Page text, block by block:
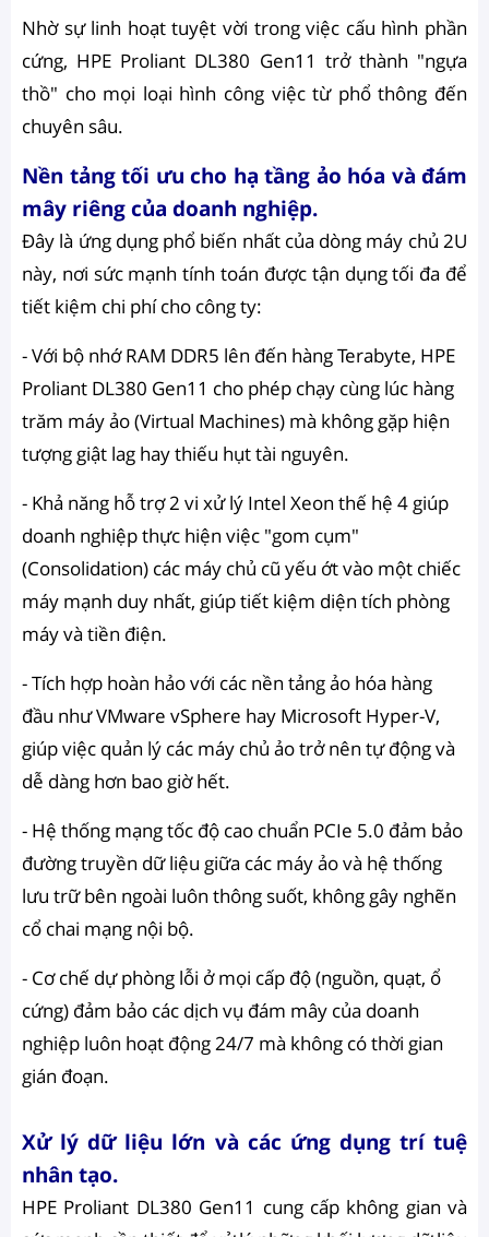
Nhờ sự linh hoạt tuyệt vời trong việc cấu hình phần
cứng, HPE Proliant DL380 Gen11 trở thành "ngựa
thồ" cho mọi loại hình công việc từ phổ thông đến
chuyên sâu.
Nền tảng tối ưu cho hạ tầng ảo hóa và đám
mây riêng của doanh nghiệp.
Đây là ứng dụng phổ biến nhất của dòng máy chủ 2U
này, nơi sức mạnh tính toán được tận dụng tối đa để
tiết kiệm chi phí cho công ty:
- Với bộ nhớ RAM DDR5 lên đến hàng Terabyte, HPE
Proliant DL380 Gen11 cho phép chạy cùng lúc hàng
trăm máy ảo (Virtual Machines) mà không gặp hiện
tượng giật lag hay thiếu hụt tài nguyên.
- Khả năng hỗ trợ 2 vi xử lý Intel Xeon thế hệ 4 giúp
doanh nghiệp thực hiện việc "gom cụm"
(Consolidation) các máy chủ cũ yếu ớt vào một chiếc
máy mạnh duy nhất, giúp tiết kiệm diện tích phòng
máy và tiền điện.
- Tích hợp hoàn hảo với các nền tảng ảo hóa hàng
đầu như VMware vSphere hay Microsoft Hyper-V,
giúp việc quản lý các máy chủ ảo trở nên tự động và
dễ dàng hơn bao giờ hết.
- Hệ thống mạng tốc độ cao chuẩn PCIe 5.0 đảm bảo
đường truyền dữ liệu giữa các máy ảo và hệ thống
lưu trữ bên ngoài luôn thông suốt, không gây nghẽn
cổ chai mạng nội bộ.
- Cơ chế dự phòng lỗi ở mọi cấp độ (nguồn, quạt, ổ
cứng) đảm bảo các dịch vụ đám mây của doanh
nghiệp luôn hoạt động 24/7 mà không có thời gian
gián đoạn.
Xử lý dữ liệu lớn và các ứng dụng trí tuệ
nhân tạo.
HPE Proliant DL380 Gen11 cung cấp không gian và